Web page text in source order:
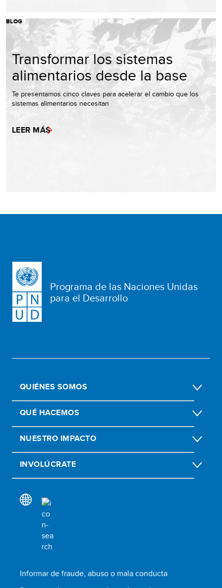
BLOG
Transformar los sistemas
alimentarios desde la base
Te presentamos cinco claves para acelerar el cambio que los
sistemas alimentarios necesitan
LEER MÁS
Programa de las Naciones Unidas
para el Desarrollo
QUIÉNES SOMOS
QUÉ HACEMOS
NUESTRO IMPACTO
INVOLÚCRATE
Informar de fraude, abuso o mala conducta